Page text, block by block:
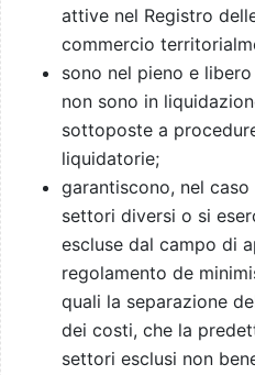
attive nel Registro
commercio
sono nel pieno e
non sono in
sottoposte a
liquidatorie;
garantiscono, nel
settori diversi o si
escluse dal campo di
regolamento de
quali la separazione
dei costi, che la
settori esclusi non